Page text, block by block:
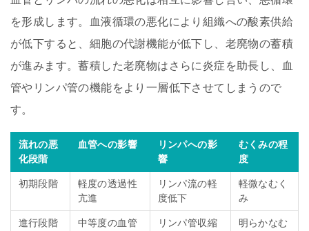
を形成します。血液循環の悪化により組織への酸素供給
が低下すると、細胞の代謝機能が低下し、老廃物の蓄積
が進みます。蓄積した老廃物はさらに炎症を助長し、血
管やリンパ管の機能をより一層低下させてしまうので
す。
流れの悪
化段階
血管への影響
リンパへの影
響
むくみの程
度
初期段階
軽度の透過性
亢進
リンパ流の軽
度低下
軽微なむく
み
進行段階
中等度の血管
リンパ管収縮
明らかなむ